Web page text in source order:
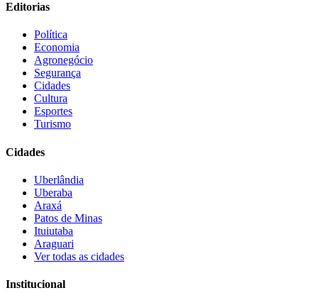
Editorias
Política
Economia
Agronegócio
Segurança
Cidades
Cultura
Esportes
Turismo
Cidades
Uberlândia
Uberaba
Araxá
Patos de Minas
Ituiutaba
Araguari
Ver todas as cidades
Institucional